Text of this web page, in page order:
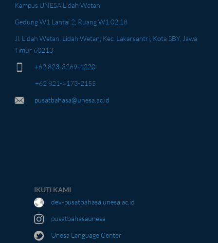
Kampus UNESA Lidah Wetan
Gedung W1 Lantai 2, Ruang W1.02.18
Jl. Lidah Wetan, Lidah Wetan, Kec. Lakarsantri, Kota SBY, Jawa
Timur 60213
+62 823-3269-1220
+62 821-4173-2155
pusatbahasa@unesa.ac.id
IKUTI KAMI
dev-pusatbahasa.unesa.ac.id
pusatbahasaunesa
Unesa Language Center